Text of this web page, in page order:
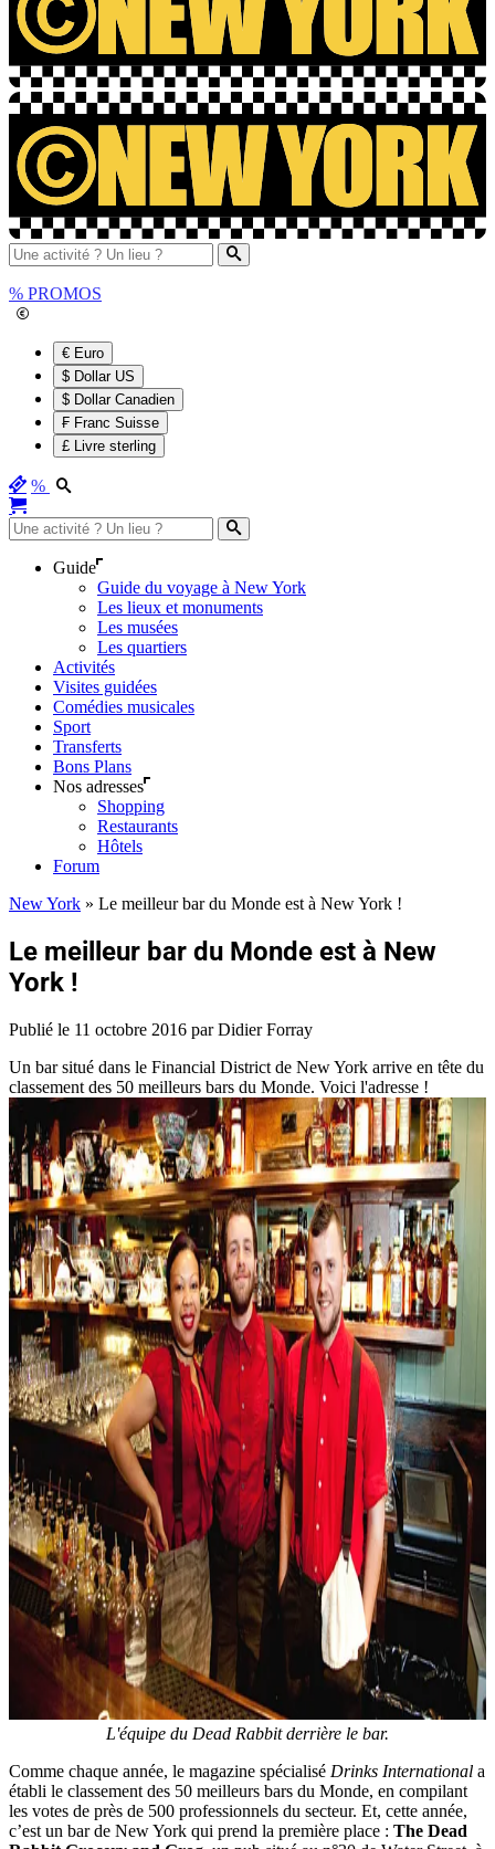
% PROMOS
€ Euro
$ Dollar US
$ Dollar Canadien
₣ Franc Suisse
£ Livre sterling
%
Guide
Guide du voyage à New York
Les lieux et monuments
Les musées
Les quartiers
Activités
Visites guidées
Comédies musicales
Sport
Transferts
Bons Plans
Nos adresses
Shopping
Restaurants
Hôtels
Forum
New York » Le meilleur bar du Monde est à New York !
Le meilleur bar du Monde est à New
York !
Publié le 11 octobre 2016 par Didier Forray
Un bar situé dans le Financial District de New York arrive en tête du
classement des 50 meilleurs bars du Monde. Voici l'adresse !
L'équipe du Dead Rabbit derrière le bar.
Comme chaque année, le magazine spécialisé Drinks International a
établi le classement des 50 meilleurs bars du Monde, en compilant
les votes de près de 500 professionnels du secteur. Et, cette année,
c’est un bar de New York qui prend la première place : The Dead